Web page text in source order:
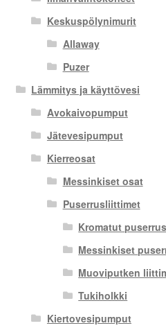
Keskuspölynimurit
Allaway
Puzer
Lämmitys ja käyttövesi
Avokaivopumput
Jätevesipumput
Kierreosat
Messinkiset osat
Puserrusliittimet
Kromatut
Messinkiset
Muoviputken
Tukiholkki
Kiertovesipumput